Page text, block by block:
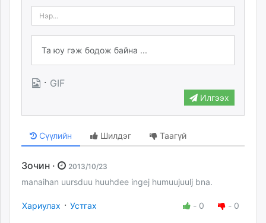
· GIF
Илгээх
Сүүлийн Шилдэг Таагүй
Зочин · 2013/10/23
manaihan uursduu huuhdee ingej humuujuulj bna.
Хариулах · Устгах - 0 - 0